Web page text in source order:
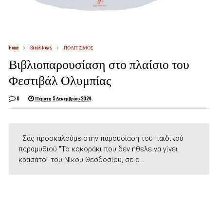
Home Break News ΠΟΛΙΤΙΣΜΟΣ
Βιβλιοπαρουσίαση στο πλαίσιο του
Φεστιβάλ Ολυμπίας
0 Πέμπτη 5 Δεκεμβρίου 2024
Σας προσκαλούμε στην παρουσίαση του παιδικού
παραμυθιού "Το κοκοράκι που δεν ήθελε να γίνει
κρασάτο" του Νίκου Θεοδοσίου, σε ε...